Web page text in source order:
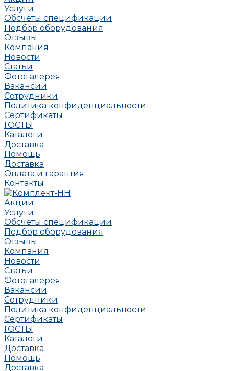
Услуги
Обсчеты спецификации
Подбор оборудования
Отзывы
Компания
Новости
Статьи
Фотогалерея
Вакансии
Сотрудники
Политика конфиденциальности
Сертификаты
ГОСТЫ
Каталоги
Доставка
Помощь
Доставка
Оплата и гарантия
Контакты
Акции
Услуги
Обсчеты спецификации
Подбор оборудования
Отзывы
Компания
Новости
Статьи
Фотогалерея
Вакансии
Сотрудники
Политика конфиденциальности
Сертификаты
ГОСТЫ
Каталоги
Доставка
Помощь
Доставка